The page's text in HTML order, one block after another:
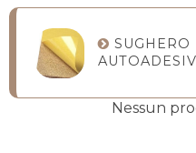
Nessun